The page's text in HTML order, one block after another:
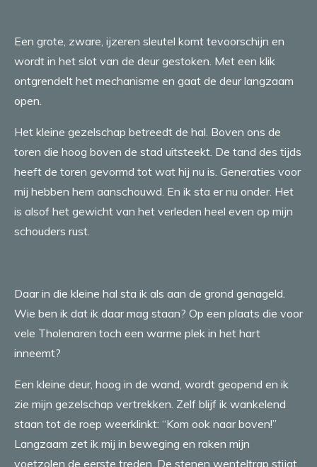
Een grote, zware, ijzeren sleutel komt tevoorschijn en
wordt in het slot van de deur gestoken. Met een klik
ontgrendelt het mechanisme en gaat de deur langzaam
open.
Het kleine gezelschap betreedt de hal. Boven ons de
toren die hoog boven de stad uitsteekt. De tand des tijds
heeft de toren gevormd tot wat hij nu is. Generaties voor
mij hebben hem aanschouwd. En ik sta er nu onder. Het
is alsof het gewicht van het verleden heel even op mijn
schouders rust.
Daar in die kleine hal sta ik als aan de grond genageld.
Wie ben ik dat ik daar mag staan? Op een plaats die voor
vele Tholenaren toch een warme plek in het hart
inneemt?
Een kleine deur, hoog in de wand, wordt geopend en ik
zie mijn gezelschap vertrekken. Zelf blijf ik wankelend
staan tot de roep weerklinkt: “Kom ook naar boven!”
Langzaam zet ik mij in beweging en raken mijn
voetzolen de eerste treden. De stenen wenteltrap stijgt